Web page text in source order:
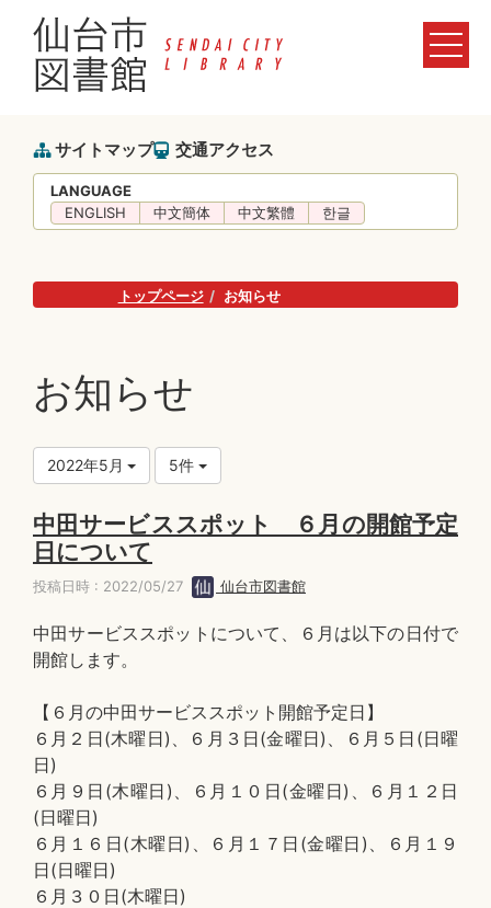
サイトマップ 交通アクセス
LANGUAGE
ENGLISH
中文簡体 中文繁體 한글
トップページ お知らせ
お知らせ
2022年5月 5件
中田サービススポット ６月の開館予定
日について
投稿日時 : 2022/05/27 仙台市図書館
中田サービススポットについて、６月は以下の日付で
開館します。
【６月の中田サービススポット開館予定日】
６月２日(木曜日)、６月３日(金曜日)、６月５日(日曜
日)
６月９日(木曜日)、６月１０日(金曜日)、６月１２日
(日曜日)
６月１６日(木曜日)、６月１７日(金曜日)、６月１９
日(日曜日)
６月３０日(木曜日)